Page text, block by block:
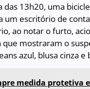
13h20, uma
escritório de
ao notar o furto,
mostraram o
azul, blusa cinza
medida protetiva